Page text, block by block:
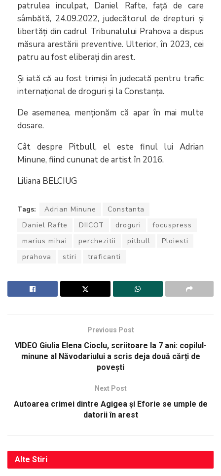
patrulea inculpat, Daniel Rafte, față de care
sâmbătă, 24.09.2022, judecătorul de drepturi și
libertăți din cadrul Tribunalului Prahova a dispus
măsura arestării preventive. Ulterior, în 2023, cei
patru au fost eliberați din arest.
Și iată că au fost trimiși în judecată pentru trafic
internațional de droguri și la Constanța.
De asemenea, menționăm că apar în mai multe
dosare.
Cât despre Pitbull, el este finul lui Adrian
Minune, fiind cununat de artist în 2016.
Liliana BELCIUG
Tags: Adrian Minune
Constanta
Daniel Rafte
DIICOT droguri
focuspress
marius mihai
perchezitii pitbull
Ploiesti
prahova
stiri traficanti
Previous Post
VIDEO Giulia Elena Cioclu, scriitoare la 7 ani: copilul-
minune al Năvodariului a scris deja două cărți de
povești
Next Post
Autoarea crimei dintre Agigea și Eforie se umple de
datorii în arest
Alte Stiri